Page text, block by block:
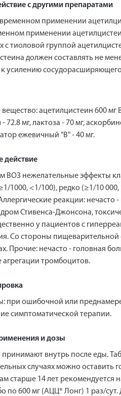
с другими препаратами
применении
применении
с тиоловой группой
должен составлять не
к усилению
ацетилцистеин 600 мг
72.8 мг, лактоза - 70 мг,
ежевичный "В" - 40 мг.
действие
ВОЗ нежелательные эффекты
1000, <1/100), редко (≥1/10
реакции: нечасто
Стивенса-Джонсона,
у пациентов с
Со стороны пищеварительной
Прочие: нечасто - головная
тромбоцитов.
при ошибочной или
симптоматической терапии.
и дозы
принимают внутрь после еды.
случаях можно оставить
старше 14 лет рекомендуется
по 600 мг (АЦЦ® Лонг) 1 раз/